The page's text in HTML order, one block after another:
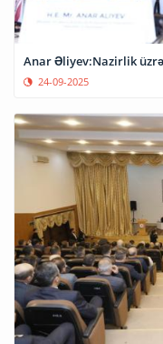
Anar Əliyev:Nazirlik
24-09-2025